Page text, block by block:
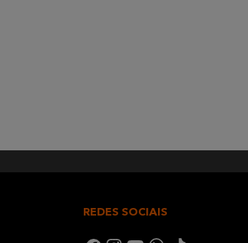
REDES SOCIAIS